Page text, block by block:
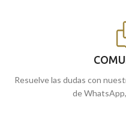
Resuelve las dudas con
de